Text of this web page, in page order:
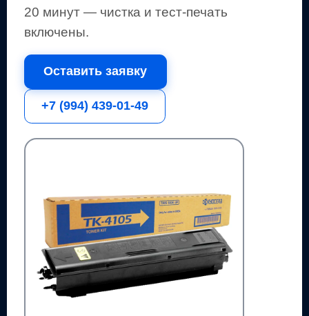
20 минут — чистка и тест-печать
включены.
Оставить заявку
+7 (994) 439-01-49